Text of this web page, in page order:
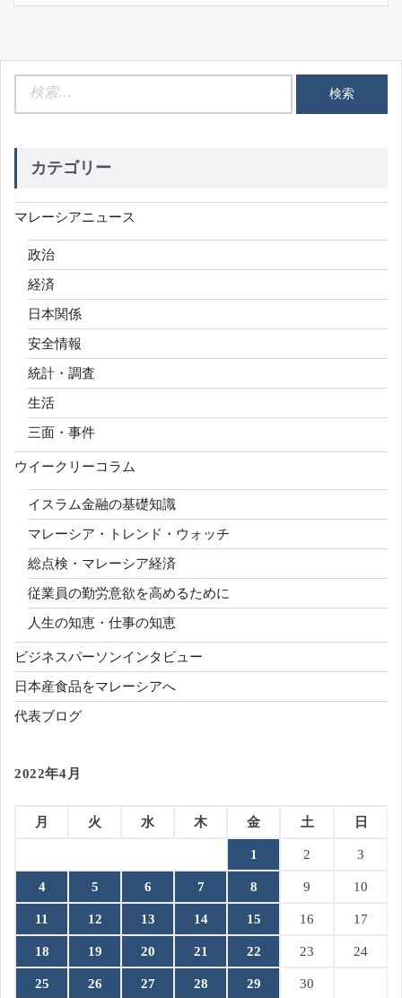
カテゴリー
マレーシアニュース
政治
経済
日本関係
安全情報
統計・調査
生活
三面・事件
ウイークリーコラム
イスラム金融の基礎知識
マレーシア・トレンド・ウォッチ
総点検・マレーシア経済
従業員の勤労意欲を高めるために
人生の知恵・仕事の知恵
ビジネスパーソンインタビュー
日本産食品をマレーシアへ
代表ブログ
2022年4月
月 火 水 木 金 土 日
1 2 3
4 5 6 7 8 9 10
11 12 13 14 15 16 17
18 19 20 21 22 23 24
25 26 27 28 29
30